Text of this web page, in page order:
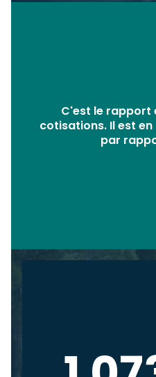
C'est le rapport
cotisations. Il est
par